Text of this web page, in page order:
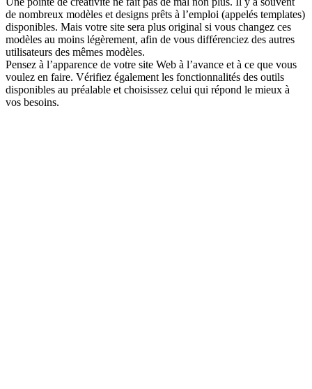
de nombreux modèles et designs prêts à l’emploi (appelés templates)
disponibles. Mais votre site sera plus original si vous changez ces
modèles au moins légèrement, afin de vous différenciez des autres
utilisateurs des mêmes modèles.
Pensez à l’apparence de votre site Web à l’avance et à ce que vous
voulez en faire. Vérifiez également les fonctionnalités des outils
disponibles au préalable et choisissez celui qui répond le mieux à
vos besoins.